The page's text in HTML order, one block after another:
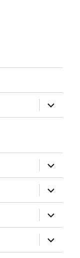
ouvrir
le
sous-
ouvrir
le
sous-
menu
ouvrir
le
sous-
menu
ouvrir
le
sous-
menu
ouvrir
le
sous-